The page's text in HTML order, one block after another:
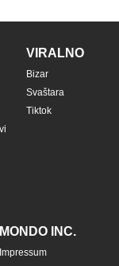
VIRALNO
Bizar
Svaštara
Tiktok
MONDO INC.
Impressum